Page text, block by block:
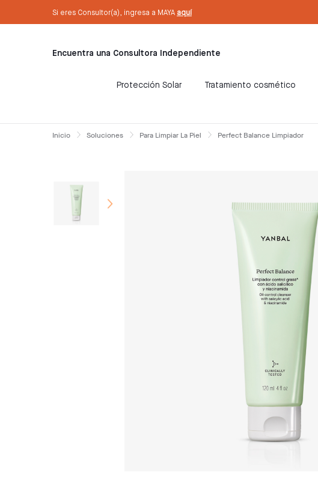
Si eres Consultor(a), ingresa a MAYA aquí
Encuentra una Consultora Independiente
Protección Solar Tratamiento cosmético
Inicio Soluciones Para Limpiar La Piel Perfect Balance Limpiador